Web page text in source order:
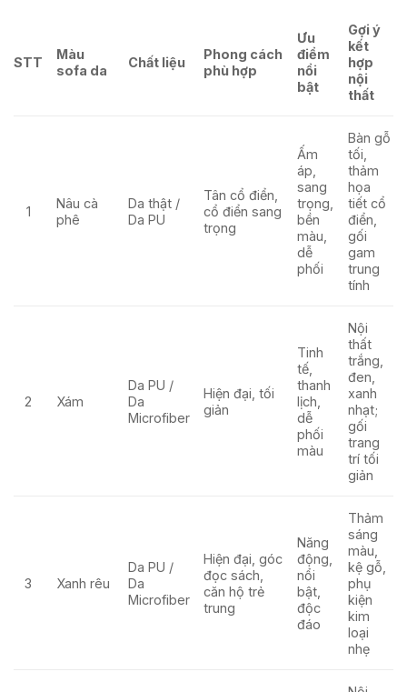
STT
Màu
sofa da
Chất liệu
Phong cách
phù hợp
Ưu
điểm
nổi
bật
Gợi ý
kết
hợp
nội
thất
1
Nâu cà
phê
Da thật /
Da PU
Tân cổ điển,
cổ điển sang
trọng
Ấm
áp,
sang
trọng,
bền
màu,
dễ
phối
Bàn gỗ
tối,
thảm
họa
tiết cổ
điển,
gối
gam
trung
tính
2 Xám
Da PU /
Da
Microfiber
Hiện đại, tối
giản
Tinh
tế,
thanh
lịch,
dễ
phối
màu
Nội
thất
trắng,
đen,
xanh
nhạt;
gối
trang
trí tối
giản
3 Xanh rêu
Da PU /
Da
Microfiber
Hiện đại, góc
đọc sách,
căn hộ trẻ
trung
Năng
động,
nổi
bật,
độc
đáo
Thảm
sáng
màu,
kệ gỗ,
phụ
kiện
kim
loại
nhẹ